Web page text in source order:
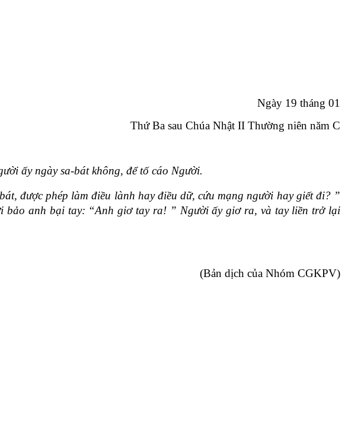
Ngày 19 tháng 01
Thứ Ba sau Chúa Nhật II Thường niên năm C
ấy ngày sa-bát không, để tố cáo Người.
được phép làm điều lành hay điều dữ, cứu mạng người hay giết đi? ”
anh bại tay: “Anh giơ tay ra! ” Người ấy giơ ra, và tay liền trở lại
(Bản dịch của Nhóm CGKPV)